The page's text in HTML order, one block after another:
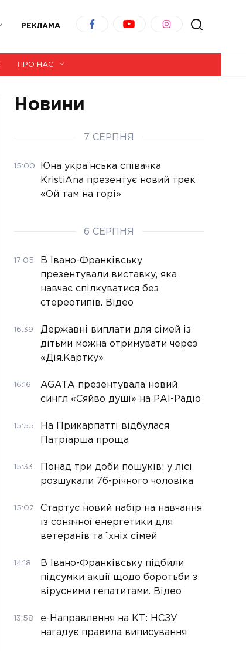
РЕКЛАМА
ПРО НАС
Новини
7 СЕРПНЯ
15:00
Юна українська співачка
KristiAna презентує новий трек
«Ой там на горі»
6 СЕРПНЯ
17:05
В Івано-Франківську
презентували виставку, яка
навчає спілкуватися без
стереотипів. Відео
16:39
Державні виплати для сімей із
дітьми можна отримувати через
«Дія.Картку»
16:16
AGATA презентувала новий
сингл «Сяйво душі» на РАІ-Радіо
15:55
На Прикарпатті відбулася
Патріарша проща
15:33
Понад три доби пошуків: у лісі
розшукали 76-річного чоловіка
15:07
Стартує новий набір на навчання
із сонячної енергетики для
ветеранів та їхніх сімей
14:18
В Івано-Франківську підбили
підсумки акції щодо боротьби з
вірусними гепатитами. Відео
13:58
е-Направлення на КТ: НСЗУ
нагадує правила виписування